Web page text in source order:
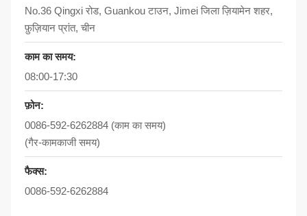
No.36 Qingxi रोड, Guankou टाउन, Jimei जिला ज़ियामेन शहर,
फ़ुज़ियान प्रांत, चीन
काम का समय:
08:00-17:30
फ़ोन:
0086-592-6262884 (काम का समय)
(गैर-कामकाजी समय)
फैक्स:
0086-592-6262884